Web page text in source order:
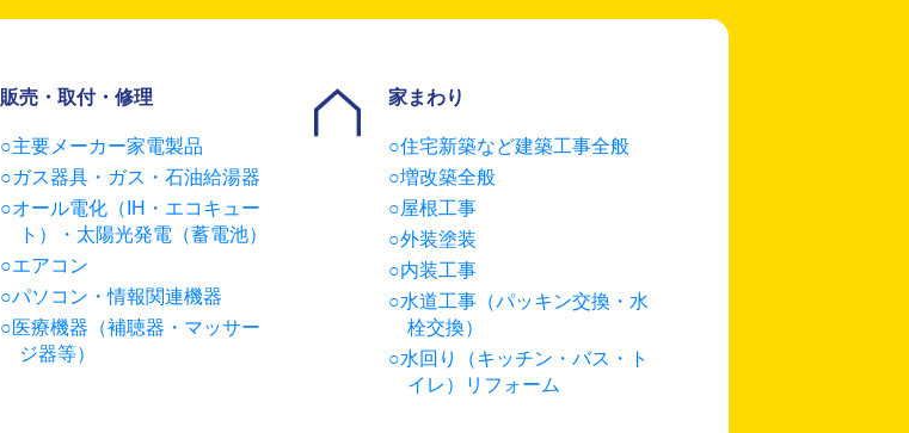
販売・取付・修理
主要メーカー家電製品
ガス器具・ガス・石油給湯器
オール電化（IH・エコキュー
ト）・太陽光発電（蓄電池）
エアコン
パソコン・情報関連機器
医療機器（補聴器・マッサー
ジ器等）
家まわり
住宅新築など建築工事全般
増改築全般
屋根工事
外装塗装
内装工事
水道工事（パッキン交換・水
栓交換）
水回り（キッチン・バス・ト
イレ）リフォーム